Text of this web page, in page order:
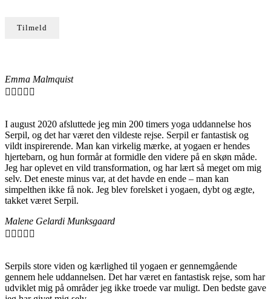
Emma Malmquist
    
I august 2020 afsluttede jeg min 200 timers yoga uddannelse hos
Serpil, og det har været den vildeste rejse. Serpil er fantastisk og
vildt inspirerende. Man kan virkelig mærke, at yogaen er hendes
hjertebarn, og hun formår at formidle den videre på en skøn måde.
Jeg har oplevet en vild transformation, og har lært så meget om mig
selv. Det eneste minus var, at det havde en ende – man kan
simpelthen ikke få nok. Jeg blev forelsket i yogaen, dybt og ægte,
takket været Serpil.
Malene Gelardi Munksgaard
    
Serpils store viden og kærlighed til yogaen er gennemgående
gennem hele uddannelsen. Det har været en fantastisk rejse, som har
udviklet mig på områder jeg ikke troede var muligt. Den bedste gave